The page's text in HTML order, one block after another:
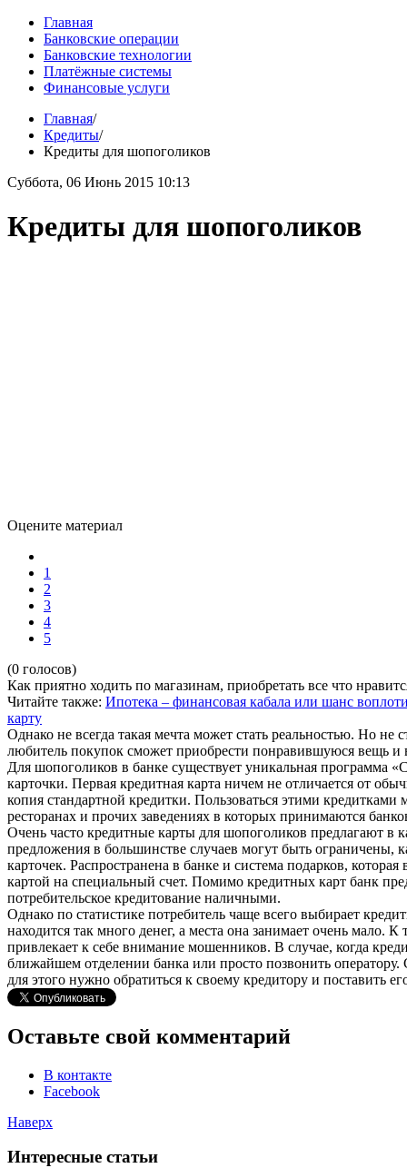
Главная
Банковские операции
Банковские технологии
Платёжные системы
Финансовые услуги
Главная/
Кредиты/
Кредиты для шопоголиков
Суббота, 06 Июнь 2015 10:13
Кредиты для шопоголиков
Оцените материал
1
2
3
4
5
(0 голосов)
Как приятно ходить по магазинам, приобретать все что
Читайте также: Ипотека – финансовая кабала или шанс
карту
Однако не всегда такая мечта может стать реальностью. Но
любитель покупок сможет приобрести понравившуюся вещь
Для шопоголиков в банке существует уникальная программа
карточки. Первая кредитная карта ничем не отличается от
копия стандартной кредитки. Пользоваться этими
ресторанах и прочих заведениях в которых принимаются
Очень часто кредитные карты для шопоголиков предлагают в
предложения в большинстве случаев могут быть ограничены,
карточек. Распространена в банке и система подарков,
картой на специальный счет. Помимо кредитных карт банк
потребительское кредитование наличными.
Однако по статистике потребитель чаще всего выбирает
находится так много денег, а места она занимает очень мало.
привлекает к себе внимание мошенников. В случае, когда
ближайшем отделении банка или просто позвонить
для этого нужно обратиться к своему кредитору и поставить
Оставьте свой комментарий
В контакте
Facebook
Наверх
Интересные статьи